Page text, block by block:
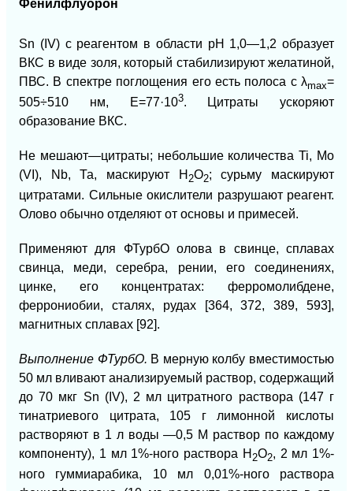
Фенилфлуорон
Sn (IV) с реагентом в области рН 1,0—1,2 образует
ВКС в виде золя, который стабилизируют желатиной,
ПВС. В спектре поглощения его есть полоса с λmах=
505÷510 нм, Е=77·103. Цитраты ускоряют
образование ВКС.
Не мешают—цитраты; небольшие количества Ti, Mo
(VI), Nb, Та, маскируют Н 2O2; сурьму маскируют
цитратами. Сильные окислители разрушают реагент.
Олово обычно отделяют от основы и примесей.
Применяют для ФТурбО олова в свинце, сплавах
свинца, меди, серебра, рении, его соединениях,
цинке, его концентратах: ферромолибдене,
феррониобии, сталях, рудах [364, 372, 389, 593],
магнитных сплавах [92].
Выполнение ФТурбО. В мерную колбу вместимостью
50 мл вливают анализируемый раствор, содержащий
до 70 мкг Sn (IV), 2 мл цитратного раствора (147 г
тинатриевого цитрата, 105 г лимонной кислоты
растворяют в 1 л воды —0,5 М раствор по каждому
компоненту), 1 мл 1%-ного раствора Н 2O2, 2 мл 1%-
ного гуммиарабика, 10 мл 0,01%-ного раствора